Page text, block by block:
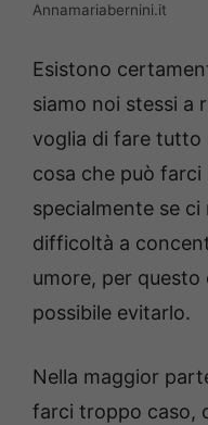
Annamariabernini.it
Esistono
siamo noi stessi a
voglia di fare tutto
cosa che può farci
specialmente se
difficoltà a
umore, per
possibile evitarlo.
Nella maggior
farci troppo caso,